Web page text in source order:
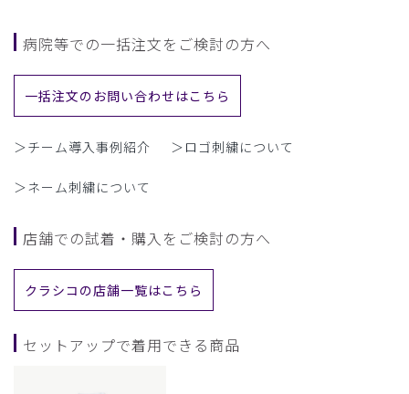
病院等での一括注文をご検討の方へ
一括注文のお問い合わせはこちら
＞チーム導入事例紹介 ＞ロゴ刺繍について
＞ネーム刺繍について
店舗での試着・購入をご検討の方へ
クラシコの店舗一覧はこちら
セットアップで着用できる商品